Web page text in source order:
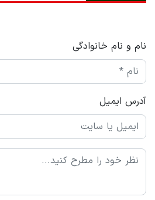
نام و نام خانوادگی
آدرس ایمیل